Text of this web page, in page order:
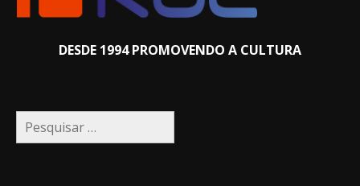
DESDE 1994 PROMOVENDO A CULTURA
Pesquisar
por: